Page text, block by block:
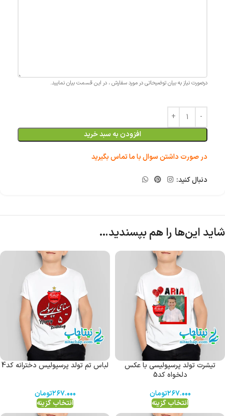
درصورت نیاز به بیان توضیحاتی در مورد سفارش ، در این قسمت بیان نمایید.
افزودن به سبد خرید
در صورت داشتن سوال با ما تماس بگیرید
دنبال کنید:
شاید این‌ها را هم بپسندید…
تیشرت تولد پرسپولیسی با عکس
دلخواه کد5
۲۶۷.۰۰۰تومان
انتخاب گزینه
لباس تم تولد پرسپولیس دخترانه کد4
۲۶۷.۰۰۰تومان
انتخاب گزینه